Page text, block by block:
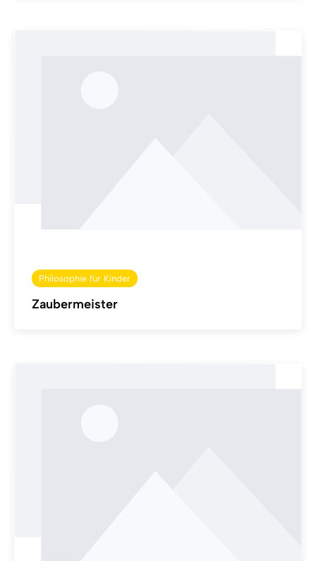
Philosophie für Kinder
Zaubermeister